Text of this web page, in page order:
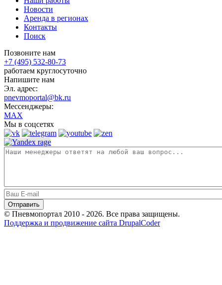
Новости
Аренда в регионах
Контакты
Поиск
Позвоните нам
+7 (495) 532-80-73
работаем круглосуточно
Напишите нам
Эл. адрес:
pnevmoportal@bk.ru
Мессенджеры:
MAX
Мы в соцсетях
© Пневмопортал 2010 - 2026. Все права защищены.
Поддержка и продвижение сайта DrupalCoder